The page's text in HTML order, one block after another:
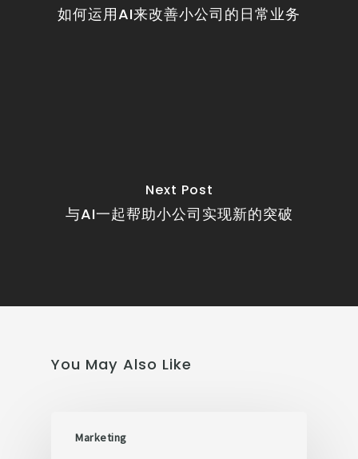
如何运用AI来改善小公司的日常业务
Next Post
与AI一起帮助小公司实现新的突破
You May Also Like
Marketing